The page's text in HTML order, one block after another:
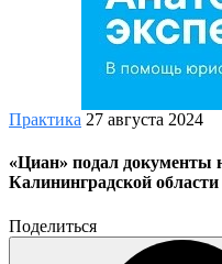
Практика 27 августа 2024
«Циан» подал документы
Калининградской области
Поделиться